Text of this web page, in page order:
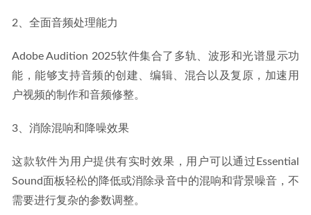
2、全面音频处理能力
Adobe Audition 2025软件集合了多轨、波形和光谱显示功
能，能够支持音频的创建、编辑、混合以及复原，加速用
户视频的制作和音频修整。
3、消除混响和降噪效果
这款软件为用户提供有实时效果，用户可以通过Essential
Sound面板轻松的降低或消除录音中的混响和背景噪音，不
需要进行复杂的参数调整。